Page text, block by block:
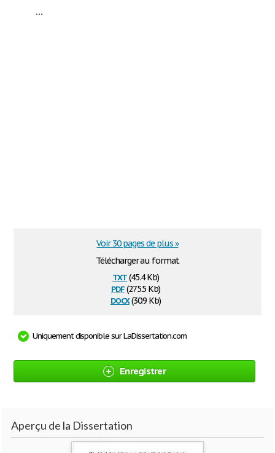
...
Télécharger au format
txt(45.4 Kb)
pdf(275.5 Kb)
docx(30.9 Kb)
Voir 30 pages de plus »
Uniquement disponible sur LaDissertation.com
Enregistrer
Aperçu de la Dissertation